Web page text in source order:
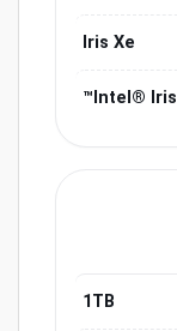
Iris Xe
Intel® Iris™
1TB